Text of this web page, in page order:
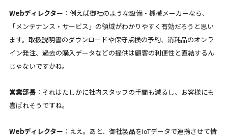
Webディレクター ：例えば御社のような設備・機械メーカーなら、
「メンテナンス・サービス」の領域がわかりやすく有効だろうと思い
ます。取扱説明書のダウンロードや保守点検の予約、消耗品のオンラ
イン発注、過去の購入データなどの提供は顧客の利便性と直結するん
じゃないですかね。
営業部長 ：それはたしかに社内スタッフの手間も減るし、お客様にも
喜ばれそうですね。
Webディレクター ：ええ。あと、御社製品をIoTデータで連携させて情